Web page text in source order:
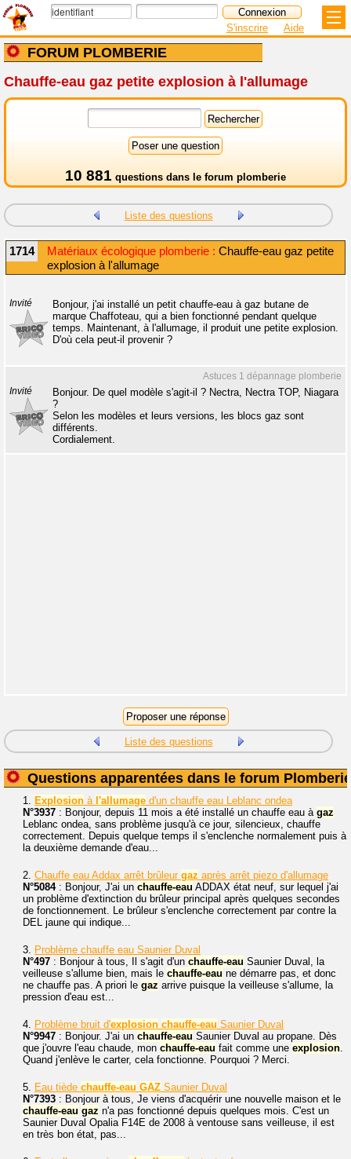
FORUM PLOMBERIE
S'inscrire Aide
Chauffe-eau gaz petite explosion à l'allumage
10 881 questions dans le forum plomberie
Liste des questions
1714 Matériaux écologique plomberie : Chauffe-eau gaz petite
explosion à l'allumage
Invité
Bonjour, j'ai installé un petit chauffe-eau à gaz butane de
marque Chaffoteau, qui a bien fonctionné pendant quelque
temps. Maintenant, à l'allumage, il produit une petite explosion.
D'où cela peut-il provenir ?
Astuces 1 dépannage plomberie
Invité
Bonjour. De quel modèle s'agit-il ? Nectra, Nectra TOP, Niagara
?
Selon les modèles et leurs versions, les blocs gaz sont
différents.
Cordialement.
Liste des questions
Questions apparentées dans le forum Plomberie
1. Explosion à l'allumage d'un chauffe eau Leblanc ondea
N°3937 : Bonjour, depuis 11 mois a été installé un chauffe eau à gaz
Leblanc ondea, sans problème jusqu'à ce jour, silencieux, chauffe
correctement. Depuis quelque temps il s'enclenche normalement puis à
la deuxième demande d'eau...
2. Chauffe eau Addax arrêt brûleur gaz après arrêt piezo d'allumage
N°5084: Bonjour, J'ai un chauffe-eau ADDAX état neuf, sur lequel j'ai
un problème d'extinction du brûleur principal après quelques secondes
de fonctionnement. Le brûleur s'enclenche correctement par contre la
DEL jaune qui indique...
3. Problème chauffe eau Saunier Duval
N°497 : Bonjour à tous, Il s'agit d'un chauffe-eau Saunier Duval, la
veilleuse s'allume bien, mais le chauffe-eau ne démarre pas, et donc
ne chauffe pas. A priori le gaz arrive puisque la veilleuse s'allume, la
pression d'eau est...
4. Problème bruit d'explosion chauffe-eau Saunier Duval
N°9947 : Bonjour. J'ai un chauffe-eau Saunier Duval au propane. Dès
que j'ouvre l'eau chaude, mon chauffe-eau fait comme une explosion.
Quand j'enlève le carter, cela fonctionne. Pourquoi ? Merci.
5. Eau tiède chauffe-eau GAZ Saunier Duval
N°7393 : Bonjour à tous, Je viens d'acquérir une nouvelle maison et le
chauffe-eau gaz n'a pas fonctionné depuis quelques mois. C'est un
Saunier Duval Opalia F14E de 2008 à ventouse sans veilleuse, il est
en très bon état, pas...